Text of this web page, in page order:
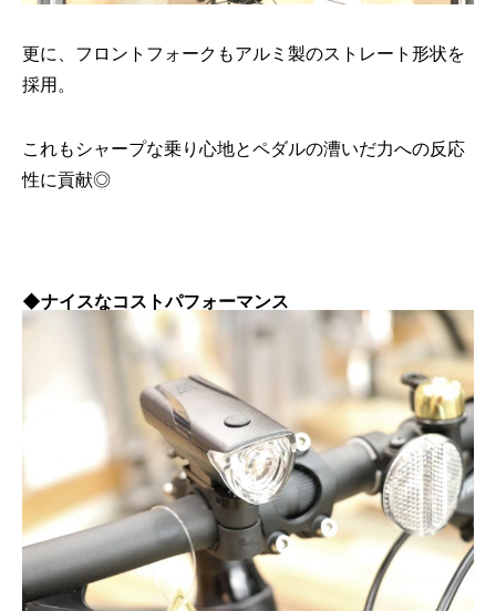
更に、フロントフォークもアルミ製のストレート形状を
採用。
これもシャープな乗り心地とペダルの漕いだ力への反応
性に貢献◎
◆ナイスなコストパフォーマンス